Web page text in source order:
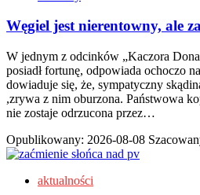
Węgiel jest nierentowny, ale
W jednym z odcinków „Kaczora
posiadł fortunę, odpowiada ochoczo
dowiaduje się, że, sympatyczny
,zrywa z nim oburzona. Państwowa
nie zostaje odrzucona przez…
Opublikowany: 2026-08-08
aktualności